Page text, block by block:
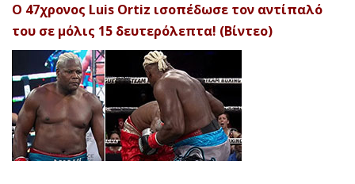
Ο 47χρονος Luis Ortiz ισοπέδωσε τον αντίπαλό
του σε μόλις 15 δευτερόλεπτα! (Βίντεο)